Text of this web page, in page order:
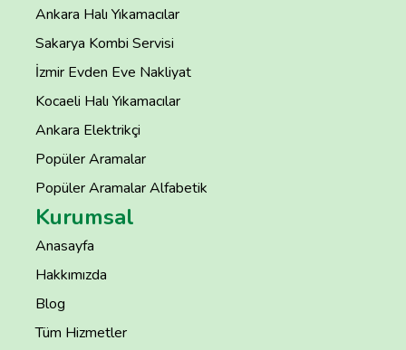
Ankara Halı Yıkamacılar
Sakarya Kombi Servisi
İzmir Evden Eve Nakliyat
Kocaeli Halı Yıkamacılar
Ankara Elektrikçi
Popüler Aramalar
Popüler Aramalar Alfabetik
Kurumsal
Anasayfa
Hakkımızda
Blog
Tüm Hizmetler